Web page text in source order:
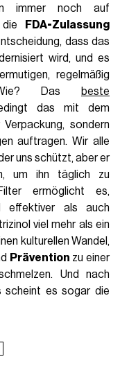
immer noch auf
die
FDA-Zulassung
dass das
wird, und es
regelmäßig
Wie? Das
beste
das mit dem
sondern
auftragen. Wir alle
uns schützt, aber er
um ihn täglich zu
ermöglicht es,
effektiver als auch
viel mehr als ein
kulturellen Wandel,
Prävention zu einer
Und nach
scheint es sogar die